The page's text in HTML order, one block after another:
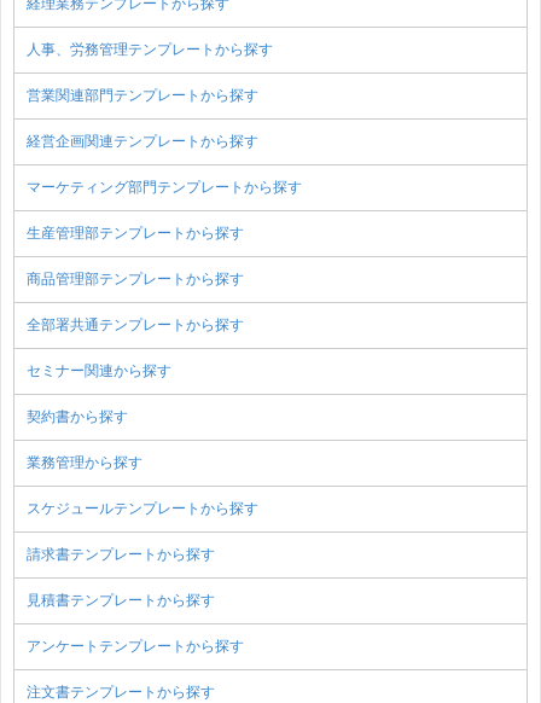
経理業務テンプレートから探す
人事、労務管理テンプレートから探す
営業関連部門テンプレートから探す
経営企画関連テンプレートから探す
マーケティング部門テンプレートから探す
生産管理部テンプレートから探す
商品管理部テンプレートから探す
全部署共通テンプレートから探す
セミナー関連から探す
契約書から探す
業務管理から探す
スケジュールテンプレートから探す
請求書テンプレートから探す
見積書テンプレートから探す
アンケートテンプレートから探す
注文書テンプレートから探す